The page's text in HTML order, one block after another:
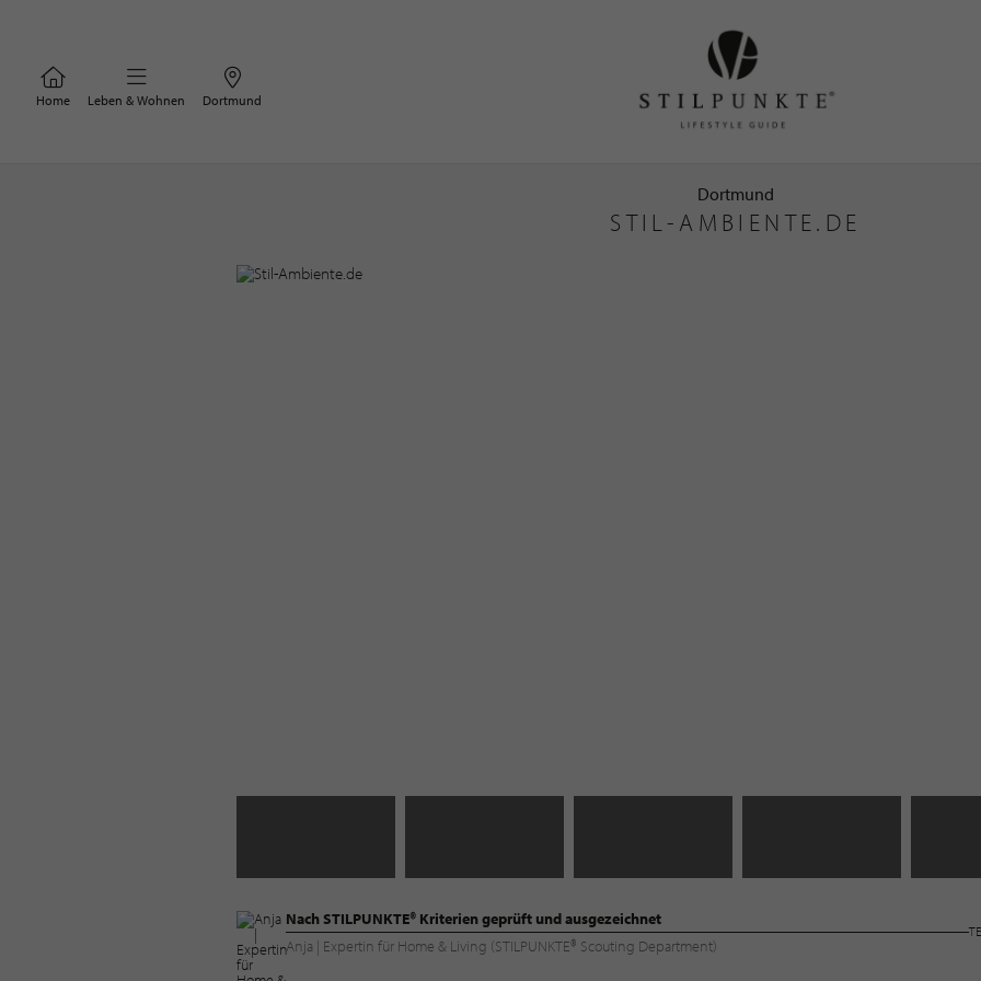
Home Leben & Wohnen Dortmund
STIL-AMBIENTE.DE
Dortmund
Nach STILPUNKTE® Kriterien geprüft und ausgezeichnet
Anja | Expertin für Home & Living (STILPUNKTE® Scouting Department)